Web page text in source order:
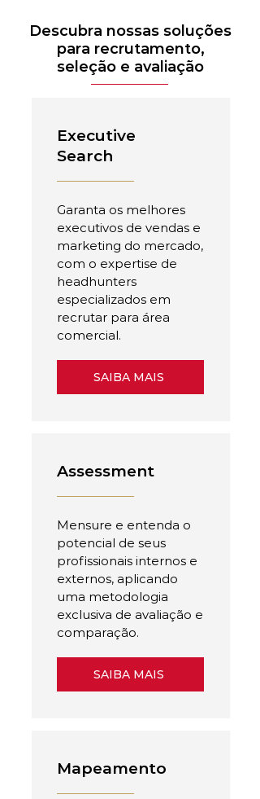
Descubra nossas soluções
para recrutamento,
seleção e avaliação
Executive
Search
Garanta os melhores
executivos de vendas e
marketing do mercado,
com o expertise de
headhunters
especializados em
recrutar para área
comercial.
SAIBA MAIS
Assessment
Mensure e entenda o
potencial de seus
profissionais internos e
externos, aplicando
uma metodologia
exclusiva de avaliação e
comparação.
SAIBA MAIS
Mapeamento